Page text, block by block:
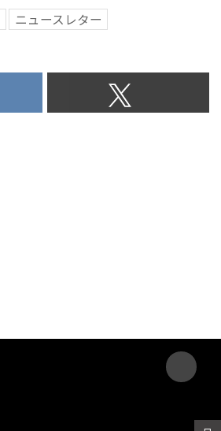
ーケティングを軸とするマーテク
(Marketing Technology =
ルな価格" で提供するファストマ
ーテク企業です。コンテンツマー
ケティングのハブとなる自社メデ
ニュースレター